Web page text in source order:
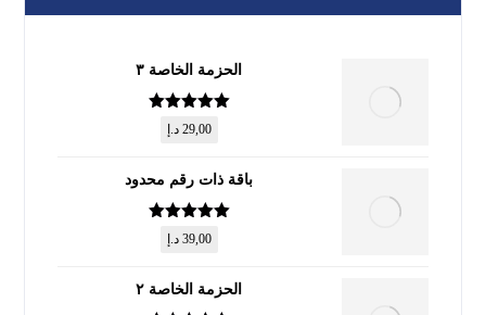
الحزمة الخاصة ٣
تم التقييم
من 5
29,00 د.إ
باقة ذات رقم محدود
تم التقييم
من 5
39,00 د.إ
الحزمة الخاصة ٢